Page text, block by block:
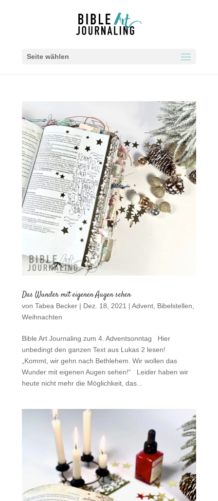
Seite wählen
Das Wunder mit eigenen Augen sehen
von Tabea Becker| Dez. 18, 2021 | Advent, Bibelstellen,
Weihnachten
Bible Art Journaling zum 4. Adventsonntag Hier
unbedingt den ganzen Text aus Lukas 2 lesen!
„Kommt, wir gehn nach Bethlehem. Wir wollen das
Wunder mit eigenen Augen sehen!“ Leider haben wir
heute nicht mehr die Möglichkeit, das...